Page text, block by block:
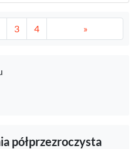
3 4 »
półprzezroczysta